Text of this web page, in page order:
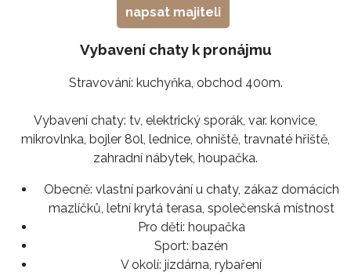
napsat majiteli
Vybavení chaty k pronájmu
Stravování: kuchyňka, obchod 400m.
Vybavení chaty: tv, elektrický sporák, var. konvice,
mikrovlnka, bojler 80l, lednice, ohniště, travnaté hřiště,
zahradní nábytek, houpačka.
Obecně: vlastní parkování u chaty, zákaz domácích
mazlíčků, letní krytá terasa, společenská místnost
Pro děti: houpačka
Sport: bazén
V okolí: jízdárna, rybaření